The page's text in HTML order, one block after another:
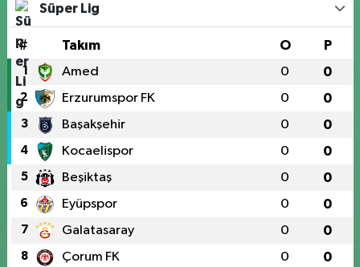
Süper Lig
# Takım O P
1 Amed 0 0
2 Erzurumspor FK 0 0
3 Başakşehir 0 0
4 Kocaelispor 0 0
5 Beşiktaş 0 0
6 Eyüpspor 0 0
7 Galatasaray 0 0
8 Çorum FK 0 0